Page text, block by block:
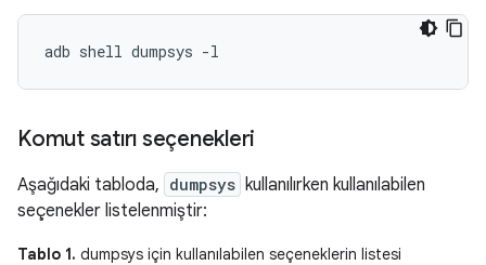
Komut satırı seçenekleri
Aşağıdaki tabloda, dumpsys kullanılırken kullanılabilen
seçenekler listelenmiştir:
Tablo 1. dumpsys için kullanılabilen seçeneklerin listesi